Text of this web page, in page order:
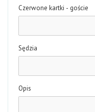
Czerwone kartki - goście
Sędzia
Opis